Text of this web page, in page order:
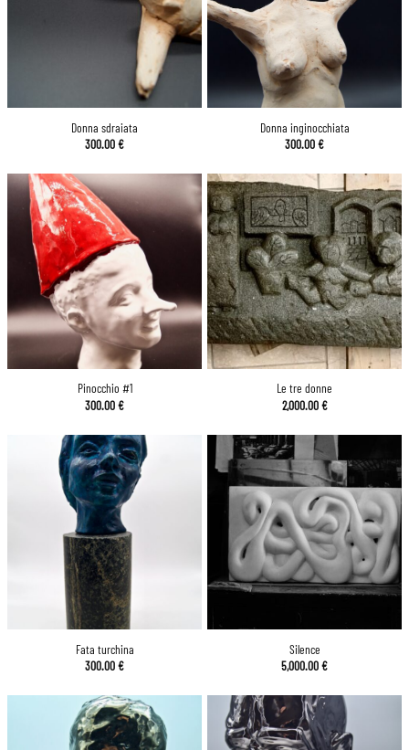
Donna sdraiata
300.00€
Donna inginocchiata
300.00€
Pinocchio #1
300.00€
Le tre donne
2,000.00€
Fata turchina
300.00€
Silence
5,000.00€